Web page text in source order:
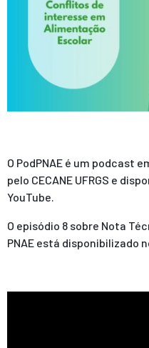
O PodPNAE é um podcast
pelo CECANE UFRGS e
YouTube.
O episódio 8 sobre Nota
PNAE está disponibilizado